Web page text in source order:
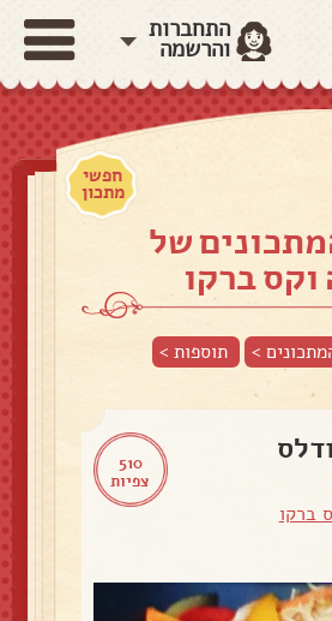
התחברות
והרשמה
חפשי
מתכון
של
וקס ברקו
> תוספות>
510
צפיות
ברקו